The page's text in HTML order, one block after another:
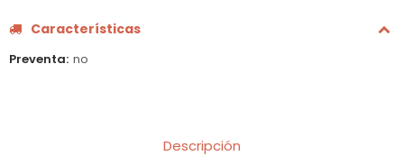
Características
Preventa no
Descripción